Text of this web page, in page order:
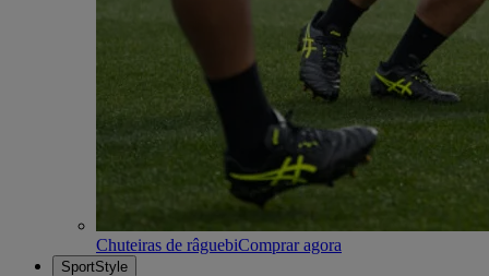
Chuteiras de râguebiComprar agora
SportStyle